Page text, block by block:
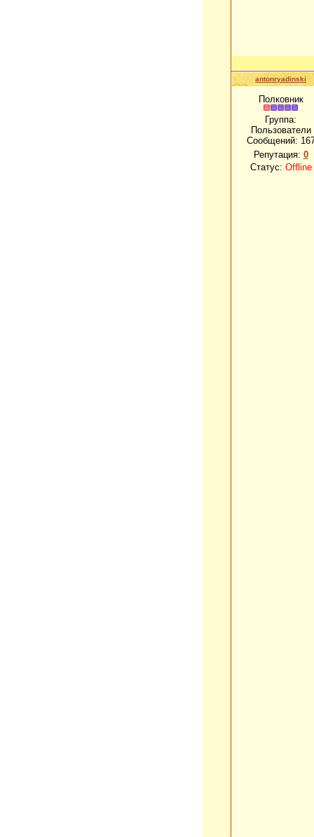
antonryadinski
Полковник
Группа:
Пользователи
Сообщений:
Репутация: 0
Статус: Offline